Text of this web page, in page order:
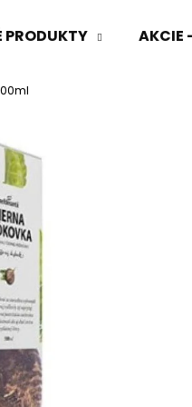
PRODUKTY AKCIE
Čo potrebujete